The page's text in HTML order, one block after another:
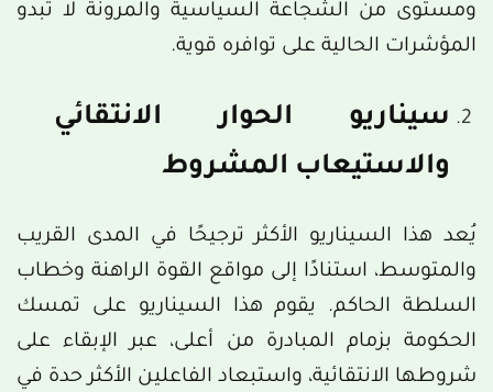
ومستوى من الشجاعة السياسية والمرونة لا تبدو
المؤشرات الحالية على توافره قوية.
سيناريو الحوار الانتقائي
والاستيعاب المشروط
يُعد هذا السيناريو الأكثر ترجيحًا في المدى القريب
والمتوسط، استنادًا إلى مواقع القوة الراهنة وخطاب
السلطة الحاكم. يقوم هذا السيناريو على تمسك
الحكومة بزمام المبادرة من أعلى، عبر الإبقاء على
شروطها الانتقائية، واستبعاد الفاعلين الأكثر حدة في